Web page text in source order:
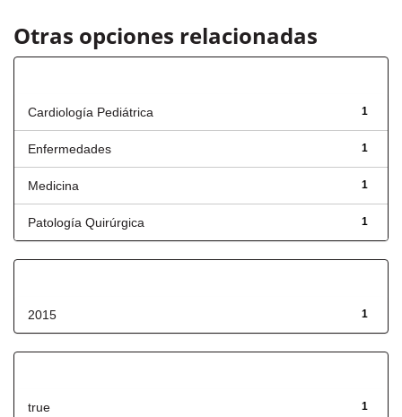
Otras opciones relacionadas
1
Cardiología Pediátrica
1
Enfermedades
1
Medicina
1
Patología Quirúrgica
1
2015
1
true